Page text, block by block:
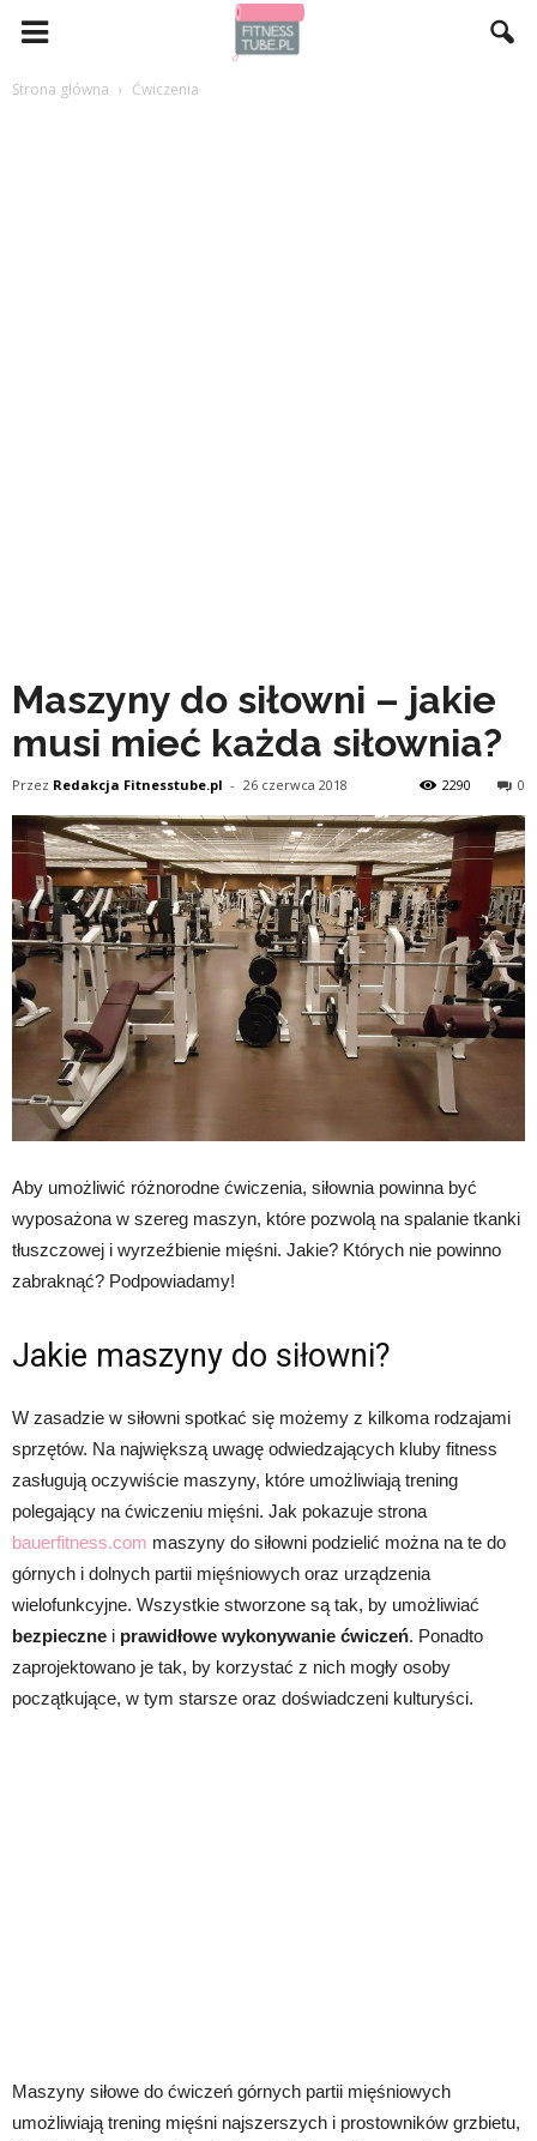
Strona główna Ćwiczenia
Maszyny do siłowni – jakie
musi mieć każda siłownia?
Przez Redakcja Fitnesstube.pl - 26 czerwca 2018 0
2290
Aby umożliwić różnorodne ćwiczenia, siłownia powinna być
wyposażona w szereg maszyn, które pozwolą na spalanie tkanki
tłuszczowej i wyrzeźbienie mięśni. Jakie? Których nie powinno
zabraknąć? Podpowiadamy!
Jakie maszyny do siłowni?
W zasadzie w siłowni spotkać się możemy z kilkoma rodzajami
sprzętów. Na największą uwagę odwiedzających kluby fitness
zasługują oczywiście maszyny, które umożliwiają trening
polegający na ćwiczeniu mięśni. Jak pokazuje strona
bauerfitness.com maszyny do siłowni podzielić można na te do
górnych i dolnych partii mięśniowych oraz urządzenia
wielofunkcyjne. Wszystkie stworzone są tak, by umożliwiać
bezpieczne i prawidłowe wykonywanie ćwiczeń. Ponadto
zaprojektowano je tak, by korzystać z nich mogły osoby
początkujące, w tym starsze oraz doświadczeni kulturyści.
Maszyny siłowe do ćwiczeń górnych partii mięśniowych
umożliwiają trening mięśni najszerszych i prostowników grzbietu,